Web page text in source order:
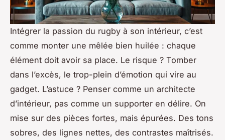
Intégrer la passion du rugby à son intérieur, c’est
comme monter une mêlée bien huilée : chaque
élément doit avoir sa place. Le risque ? Tomber
dans l’excès, le trop-plein d’émotion qui vire au
gadget. L’astuce ? Penser comme un architecte
d’intérieur, pas comme un supporter en délire. On
mise sur des pièces fortes, mais épurées. Des tons
sobres, des lignes nettes, des contrastes maîtrisés.